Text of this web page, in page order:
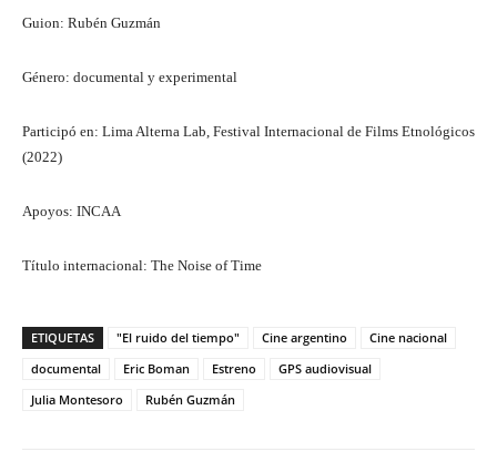
Guion: Rubén Guzmán
Género: documental y experimental
Participó en: Lima Alterna Lab, Festival Internacional de Films Etnológicos
(2022)
Apoyos: INCAA
Título internacional: The Noise of Time
ETIQUETAS "El ruido del tiempo" Cine argentino
Cine nacional
documental
Eric Boman Estreno
GPS audiovisual
Julia Montesoro
Rubén Guzmán